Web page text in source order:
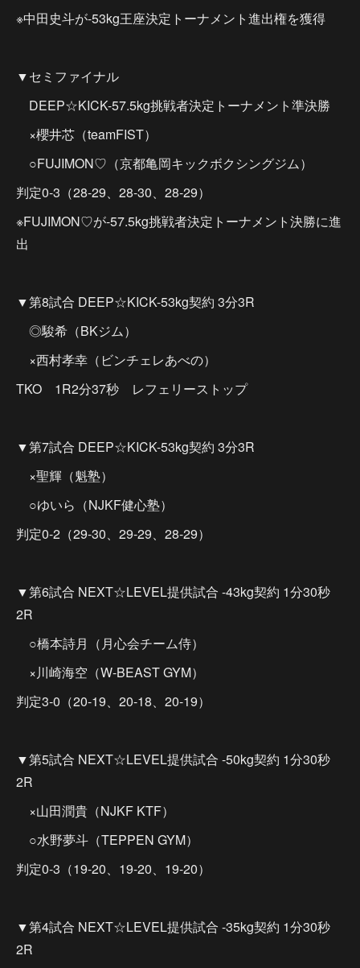
※中田史斗が-53kg王座決定トーナメント進出権を獲得
▼セミファイナル
DEEP☆KICK-57.5kg挑戦者決定トーナメント準決勝
×櫻井芯（teamFIST）
○FUJIMON♡（京都亀岡キックボクシングジム）
判定0-3（28-29、28-30、28-29）
※FUJIMON♡が-57.5kg挑戦者決定トーナメント決勝に進
出
▼第8試合 DEEP☆KICK-53kg契約 3分3R
◎駿希（BKジム）
×西村孝幸（ビンチェレあべの）
TKO 1R2分37秒 レフェリーストップ
▼第7試合 DEEP☆KICK-53kg契約 3分3R
×聖輝（魁塾）
○ゆいら（NJKF健心塾）
判定0-2（29-30、29-29、28-29）
▼第6試合 NEXT☆LEVEL提供試合 -43kg契約 1分30秒
2R
○橋本詩月（月心会チーム侍）
×川崎海空（W-BEAST GYM）
判定3-0（20-19、20-18、20-19）
▼第5試合 NEXT☆LEVEL提供試合 -50kg契約 1分30秒
2R
×山田潤貴（NJKF KTF）
○水野夢斗（TEPPEN GYM）
判定0-3（19-20、19-20、19-20）
▼第4試合 NEXT☆LEVEL提供試合 -35kg契約 1分30秒
2R